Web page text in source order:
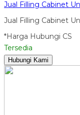
Jual Filling Cabinet
Jual Filling Cabinet
*Harga Hubungi CS
Tersedia
Hubungi Kami